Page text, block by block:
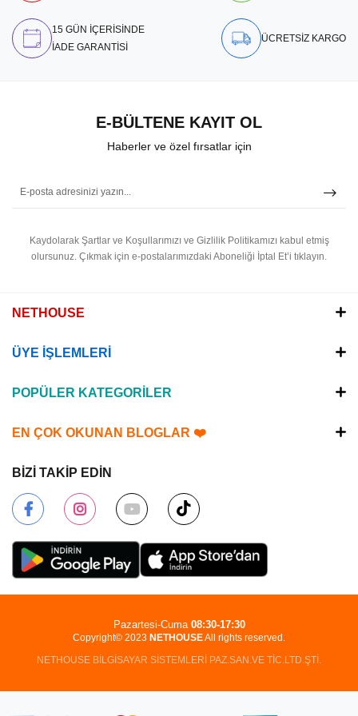
15 GÜN İÇERİSİNDE
İADE GARANTİSİ
ÜCRETSİZ KARGO
E-BÜLTENE KAYIT OL
Haberler ve özel fırsatlar için
Kaydolarak Şartlar ve Koşullarımızı ve Gizlilik Politikamızı kabul etmiş
olursunuz. Çıkmak için e-postalarımızdaki Aboneliği İptal Et’i tıklayın.
NETHOUSE
ÜYE İŞLEMLERİ
POPÜLER KATEGORİLER
EN ÇOK OKUNAN BLOGLAR ❤️
BİZİ TAKİP EDİN
Copyright© 2023 NETHOUSEAll rights reserved.
NETHOUSE BİLGİSAYAR SİSTEMLERİ PAZ.SAN.VE TİC.LTD.ŞTİ.
Pazartesi-Cuma 08:30-17:30